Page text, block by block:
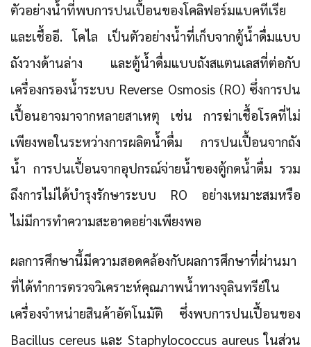
ตัวอย่างน้ำที่พบการปนเปื้อนของโคลิฟอร์มแบคทีเรีย
และเชื้ออี. โคไล เป็นตัวอย่างน้ำที่เก็บจากตู้น้ำดื่มแบบ
ถังวางด้านล่าง และตู้น้ำดื่มแบบถังสแตนเลสที่ต่อกับ
เครื่องกรองน้ำระบบ Reverse Osmosis (RO) ซึ่งการปน
เปื้อนอาจมาจากหลายสาเหตุ เช่น การฆ่าเชื้อโรคที่ไม่
เพียงพอในระหว่างการผลิตน้ำดื่ม การปนเปื้อนจากถัง
น้ำ การปนเปื้อนจากอุปกรณ์จ่ายน้ำของตู้กดน้ำดื่ม รวม
ถึงการไม่ได้บำรุงรักษาระบบ RO อย่างเหมาะสมหรือ
ไม่มีการทำความสะอาดอย่างเพียงพอ
ผลการศึกษานี้มีความสอดคล้องกับผลการศึกษาที่ผ่านมา
ที่ได้ทำการตรวจวิเคราะห์คุณภาพน้ำทางจุลินทรีย์ใน
เครื่องจำหน่ายสินค้าอัตโนมัติ ซึ่งพบการปนเปื้อนของ
Bacillus cereus และ Staphylococcus aureus ในส่วน